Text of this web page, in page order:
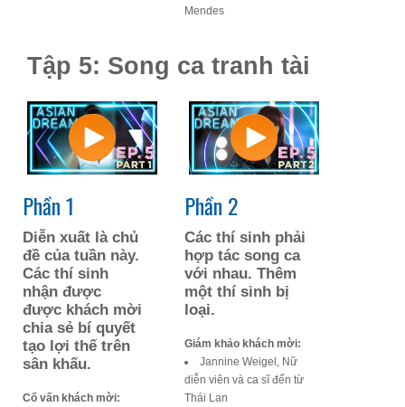
Mendes
Tập 5: Song ca tranh tài
Phần 1
Diễn xuất là chủ
đề của tuần này.
Các thí sinh
nhận được
được khách mời
chia sẻ bí quyết
tạo lợi thế trên
sân khấu.
Cố vấn khách mời:
Phần 2
Các thí sinh phải
hợp tác song ca
với nhau. Thêm
một thí sinh bị
loại.
Giám khảo khách mời:
Jannine Weigel, Nữ
diễn viên và ca sĩ đến từ
Thái Lan